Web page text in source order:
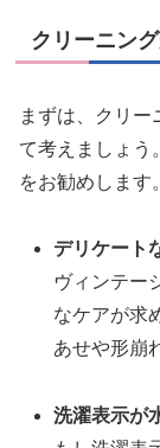
クリーニン
まずは、クリ
て考えましょう
をお勧めします。
デリケート
ヴィンテー
なケアが求
あせや形崩
洗濯表示が